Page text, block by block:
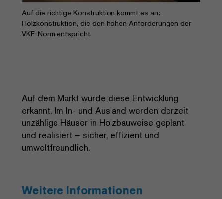
Auf die richtige Konstruktion kommt es an:
Holzkonstruktion, die den hohen Anforderungen der
VKF-Norm entspricht.
Auf dem Markt wurde diese Entwicklung
erkannt. Im In- und Ausland werden derzeit
unzählige Häuser in Holzbauweise geplant
und realisiert – sicher, effizient und
umweltfreundlich.
Weitere Informationen